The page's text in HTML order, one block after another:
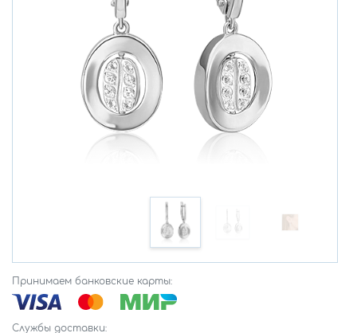
Принимаем банковские карты:
Службы доставки: